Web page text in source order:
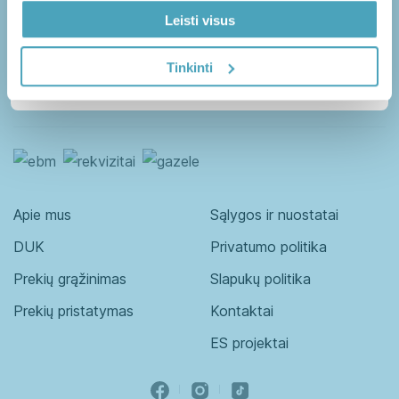
Leisti visus
Tinkinti
Senjorai Vaikai
Vyrai
Skystieji maisto papildai
Tabletės
Apie mus
DUK
Prekių grąžinimas
Prekių pristatymas
Sąlygos ir nuostatai
Privatumo politika
Slapukų politika
Kontaktai
ES projektai
Patvirtinkite ir sužinokite
kodą